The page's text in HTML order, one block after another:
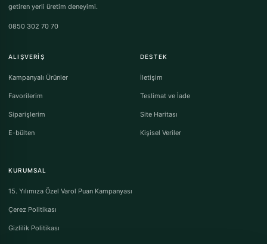
getiren yerli üretim deneyimi.
0850 302 70 70
ALIŞVERIŞ
Kampanyalı Ürünler
Favorilerim
Siparişlerim
E-bülten
DESTEK
İletişim
Teslimat ve İade
Site Haritası
Kişisel Veriler
KURUMSAL
15. Yılımıza Özel Varol Puan Kampanyası
Çerez Politikası
Gizlilik Politikası